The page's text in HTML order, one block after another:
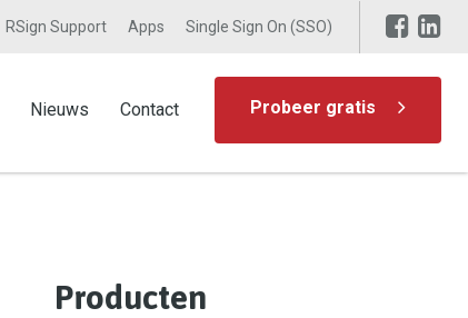
RSign Support Apps Single Sign On (SSO)
Nieuws Contact Probeer gratis
Producten